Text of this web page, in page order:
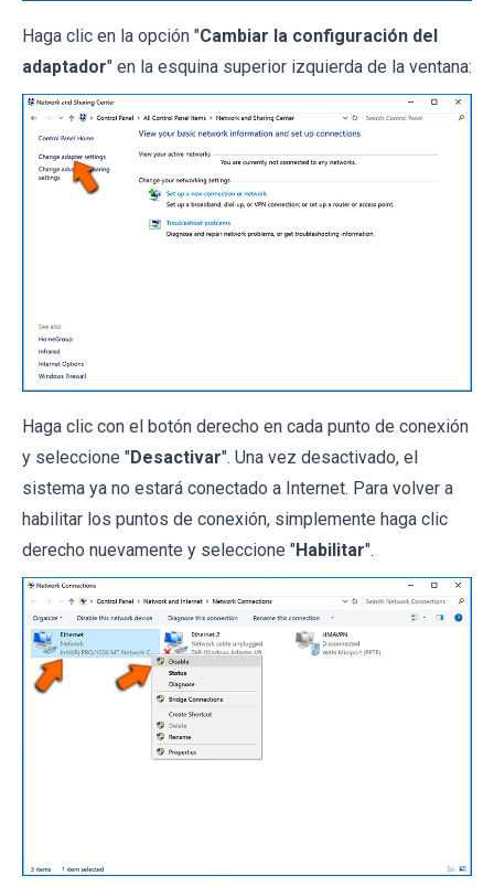
Haga clic en la opción "Cambiar la configuración del
adaptador" en la esquina superior izquierda de la ventana:
Haga clic con el botón derecho en cada punto de conexión
y seleccione "Desactivar". Una vez desactivado, el
sistema ya no estará conectado a Internet. Para volver a
habilitar los puntos de conexión, simplemente haga clic
derecho nuevamente y seleccione "Habilitar".